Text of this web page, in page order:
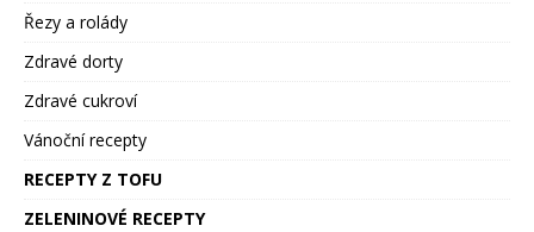
Řezy a rolády
Zdravé dorty
Zdravé cukroví
Vánoční recepty
RECEPTY Z TOFU
ZELENINOVÉ RECEPTY